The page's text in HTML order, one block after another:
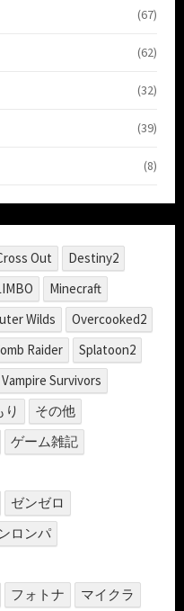
(67)
(62)
(32)
(39)
(8)
Out
Destiny2
Minecraft
Wilds
Overcooked2
Raider
Splatoon2
Vampire Survivors
り
その他
ゲーム雑記
ゼンゼロ
ロンパ
フォトナ
マイクラ